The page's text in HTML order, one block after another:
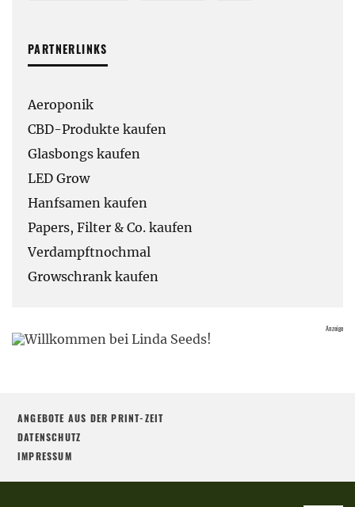
PARTNERLINKS
Aeroponik
CBD-Produkte kaufen
Glasbongs kaufen
LED Grow
Hanfsamen kaufen
Papers, Filter & Co. kaufen
Verdampftnochmal
Growschrank kaufen
ANGEBOTE AUS DER PRINT-ZEIT
DATENSCHUTZ
IMPRESSUM